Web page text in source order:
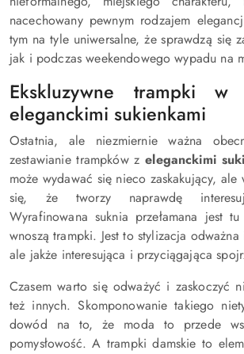
nacechowany pewnym rodzajem
tym na tyle uniwersalne, że sprawdzą się
jak i podczas weekendowego wypadu na
Ekskluzywne trampki
eleganckimi sukienkami
Ostatnia, ale niezmiernie ważna
zestawianie trampków zeleganckimi
może wydawać się nieco zaskakujący, ale
się, że tworzy naprawdę
Wyrafinowana suknia przełamana jest
wnoszą trampki. Jest to stylizacja odważna
ale jakże interesująca i przyciągająca
Czasem warto się odważyć i zaskoczyć
też innych. Skomponowanie takiego
dowód na to, że moda to przede
pomysłowość. A trampki damskie to